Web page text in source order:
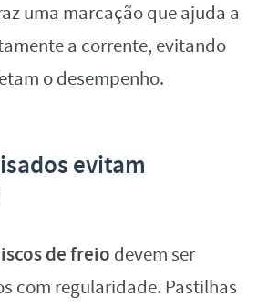
uma marcação que ajuda a
a corrente, evitando
o desempenho.
evitam
de freio devem ser
com regularidade. Pastilhas